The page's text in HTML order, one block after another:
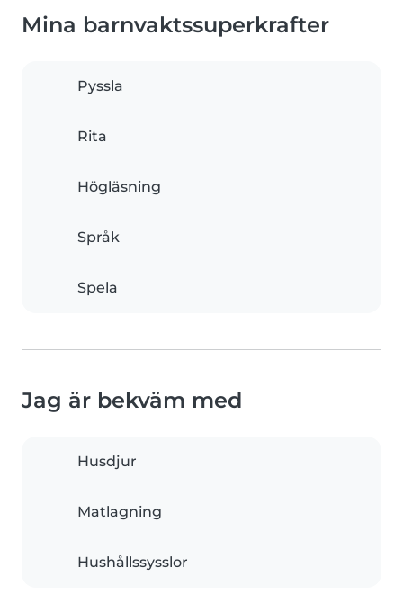
Mina barnvaktssuperkrafter
Pyssla
Rita
Högläsning
Språk
Spela
Jag är bekväm med
Husdjur
Matlagning
Hushållssysslor